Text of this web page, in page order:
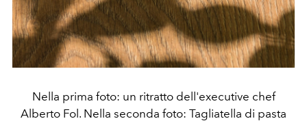
Nella prima foto: un ritratto dell'executive chef
Alberto Fol. Nella seconda foto: Tagliatella di pasta